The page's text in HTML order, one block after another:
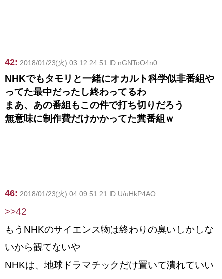
42: 2018/01/23(火) 03:12:24.51 ID:nGNToO4n0
NHKでもタモリと一緒にオカルト科学似非番組や
ってた最中だったし終わってるわ
まあ、あの番組もこの件で打ち切りだろう
無意味に制作費だけかかってた糞番組ｗ
46: 2018/01/23(火) 04:09:51.21 ID:U/uHkP4AO
>>42
もうNHKのサイエンス物は終わりの臭いしかしな
いから観てないや
NHKは、地球ドラマチックだけ置いて潰れていい